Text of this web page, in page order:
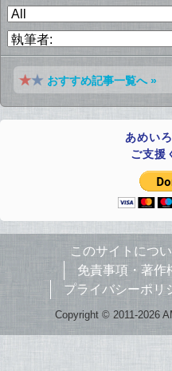
おすすめ記事一覧へ »
あめい
ご支援
このサイトにつ
免責事項・著作
プライバシーポリ
Copyright © 2011-2026